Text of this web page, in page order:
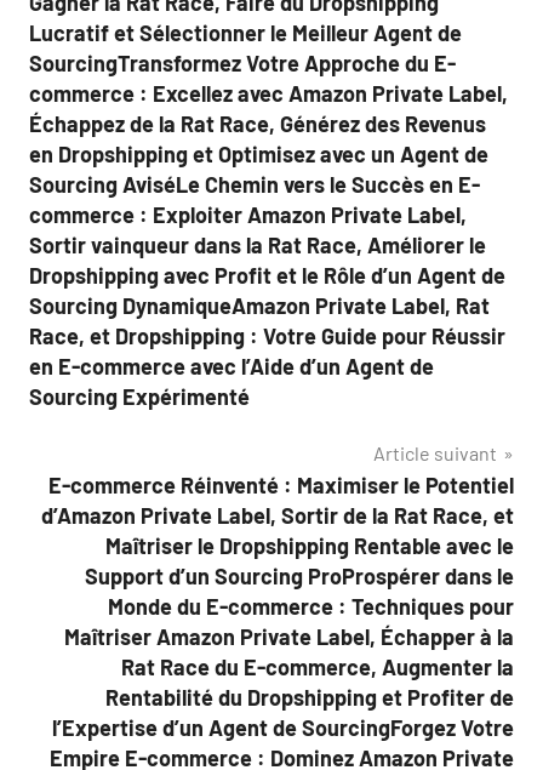
Lucratif et Sélectionner le Meilleur Agent de
SourcingTransformez Votre Approche du E-
commerce : Excellez avec Amazon Private Label,
Échappez de la Rat Race, Générez des Revenus
en Dropshipping et Optimisez avec un Agent de
Sourcing AviséLe Chemin vers le Succès en E-
commerce : Exploiter Amazon Private Label,
Sortir vainqueur dans la Rat Race, Améliorer le
Dropshipping avec Profit et le Rôle d’un Agent de
Sourcing DynamiqueAmazon Private Label, Rat
Race, et Dropshipping : Votre Guide pour Réussir
en E-commerce avec l’Aide d’un Agent de
Sourcing Expérimenté
Article suivant
E-commerce Réinventé : Maximiser le Potentiel
d’Amazon Private Label, Sortir de la Rat Race, et
Maîtriser le Dropshipping Rentable avec le
Support d’un Sourcing ProProspérer dans le
Monde du E-commerce : Techniques pour
Maîtriser Amazon Private Label, Échapper à la
Rat Race du E-commerce, Augmenter la
Rentabilité du Dropshipping et Profiter de
l’Expertise d’un Agent de SourcingForgez Votre
Empire E-commerce : Dominez Amazon Private